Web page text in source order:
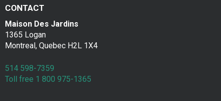
a
k
f
a
s
CONTACT
Maison Des Jardins
1365 Logan
Montreal, Quebec H2L 1X4
514 598-7359
Toll free 1 800 975-1365